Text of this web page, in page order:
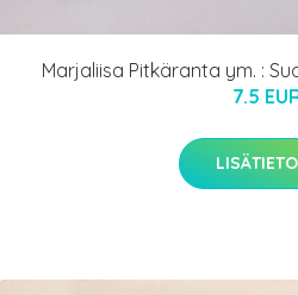
Marjaliisa Pitkäranta ym. :
7.5